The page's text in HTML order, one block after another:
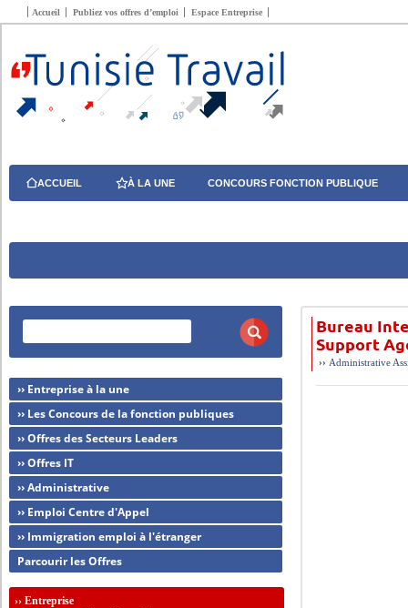
Accueil Publiez vos offres d’emploi Espace Entreprise
ACCUEIL À LA UNE CONCOURS FONCTION PUBLIQUE
Bureau
Support
›› Administrative
›› Entreprise à la une
›› Les Concours de la fonction publiques
›› Offres des Secteurs Leaders
›› Offres IT
›› Administrative
›› Emploi Centre d'Appel
›› Immigration emploi à l'étranger
Parcourir les Offres
››Entreprise